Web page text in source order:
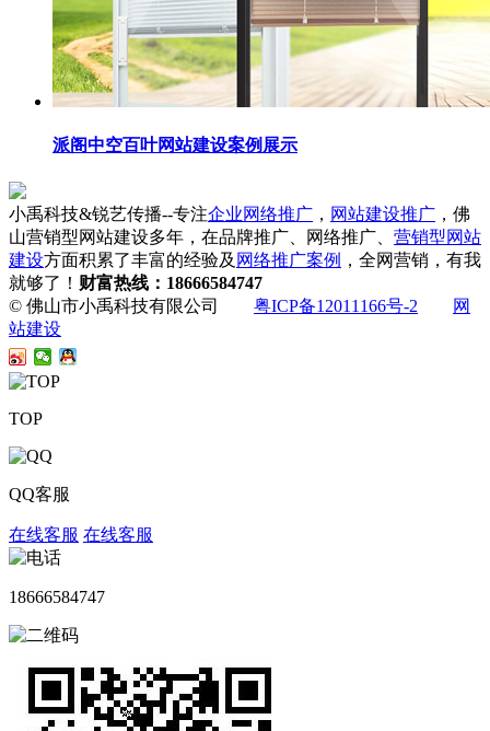
派阁中空百叶网站建设案例展示
小禹科技&锐艺传播--专注企业网络推广 ， 网站建设推广 ，佛
山营销型网站建设多年，在品牌推广、网络推广、 营销型网站
建设方面积累了丰富的经验及 网络推广案例 ，全网营销，有我
就够了！ 财富热线：18666584747
© 佛山市小禹科技有限公司 粤ICP备12011166号-2
网
站建设
TOP
QQ客服
在线客服 在线客服
18666584747